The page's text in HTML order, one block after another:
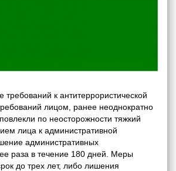
к антитеррористической
лицом, ранее неоднократно
по неосторожности тяжкий
лица к административной
административных
раза в течение 180 дней. Меры
до трех лет, либо лишения